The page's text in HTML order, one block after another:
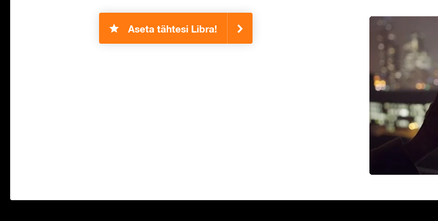
Aseta tähtesi Libra!